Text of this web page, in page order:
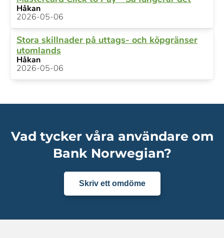
Håkan
2026-05-06
Stora skillnader på uttags- och köpgränser
utomlands
Håkan
2026-05-06
Vad tycker våra användare om
Bank Norwegian?
Skriv ett omdöme